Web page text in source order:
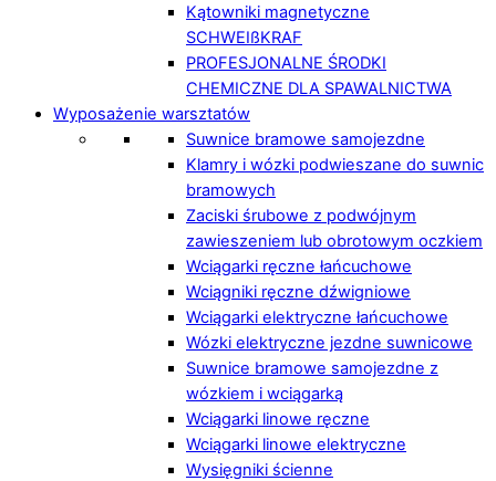
Kątowniki magnetyczne
SCHWEIßKRAF
PROFESJONALNE ŚRODKI
CHEMICZNE DLA SPAWALNICTWA
Wyposażenie warsztatów
Suwnice bramowe samojezdne
Klamry i wózki podwieszane do suwnic
bramowych
Zaciski śrubowe z podwójnym
zawieszeniem lub obrotowym oczkiem
Wciągarki ręczne łańcuchowe
Wciągniki ręczne dźwigniowe
Wciągarki elektryczne łańcuchowe
Wózki elektryczne jezdne suwnicowe
Suwnice bramowe samojezdne z
wózkiem i wciągarką
Wciągarki linowe ręczne
Wciągarki linowe elektryczne
Wysięgniki ścienne